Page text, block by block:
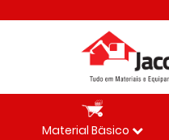
Material Bäsico